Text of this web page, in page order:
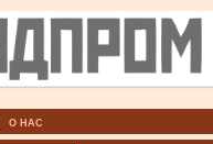
О НАС